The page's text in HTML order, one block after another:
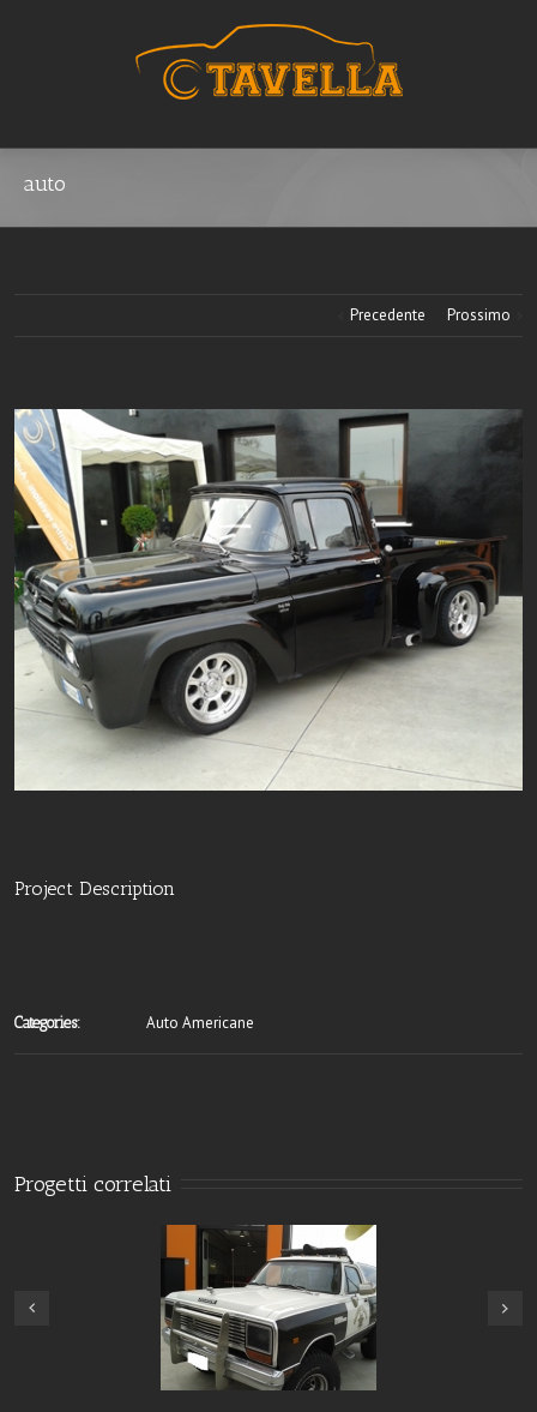
auto
Precedente Prossimo
Project Description
Categories: Auto Americane
Progetti correlati